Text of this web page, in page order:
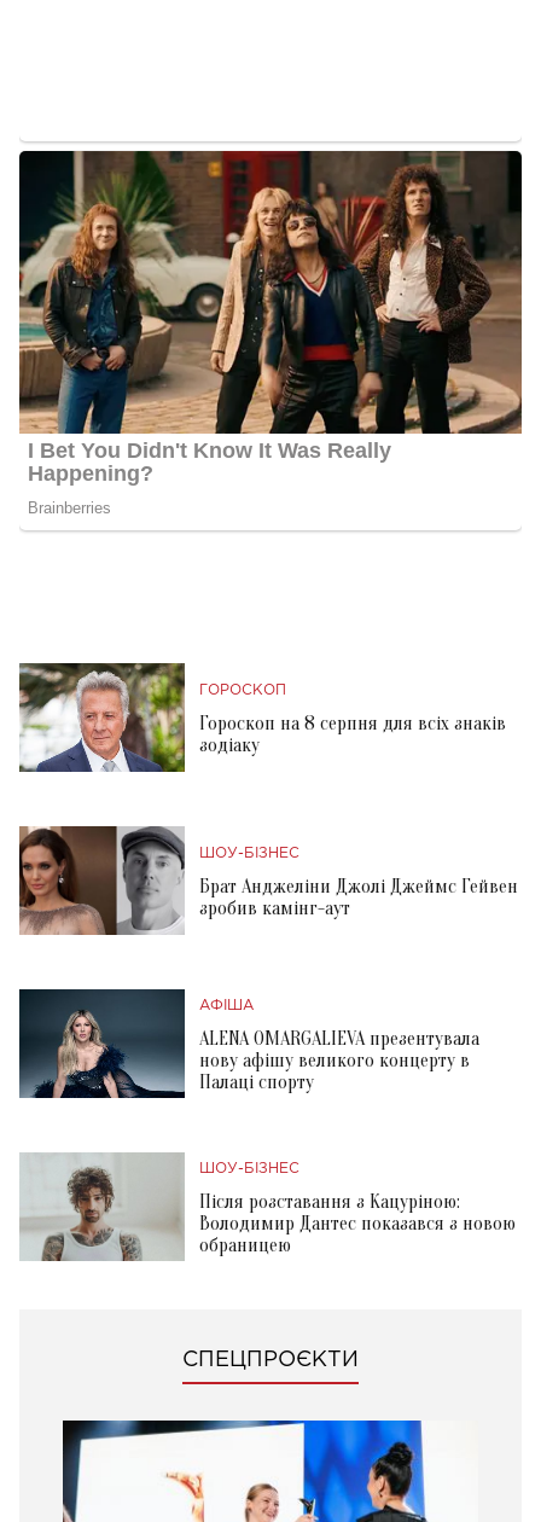
ГОРОСКОП
Гороскоп на 8 серпня для всіх знаків
зодіаку
ШОУ-БІЗНЕС
Брат Анджеліни Джолі Джеймс Гейвен
зробив камінг-аут
АФІША
ALENA OMARGALIEVA презентувала
нову афішу великого концерту в
Палаці спорту
ШОУ-БІЗНЕС
Після розставання з Кацуріною:
Володимир Дантес показався з новою
обраницею
СПЕЦПРОЄКТИ